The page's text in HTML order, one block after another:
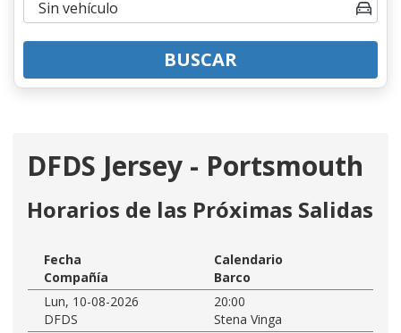
BUSCAR
DFDS Jersey - Portsmouth
Horarios de las Próximas Salidas
Fecha
Calendario
Compañía
Barco
Lun, 10-08-2026
20:00
DFDS
Stena Vinga